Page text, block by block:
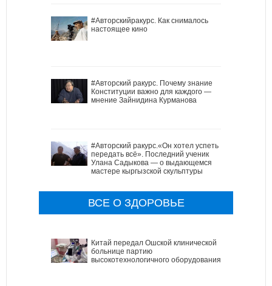
#Авторскийракурс. Как снималось
настоящее кино
#Авторский ракурс. Почему знание
Конституции важно для каждого —
мнение Зайнидина Курманова
#Авторский ракурс.«Он хотел успеть
передать всё». Последний ученик
Улана Садыкова — о выдающемся
мастере кыргызской скульптуры
ВСЕ О ЗДОРОВЬЕ
Китай передал Ошской клинической
больнице партию
высокотехнологичного оборудования